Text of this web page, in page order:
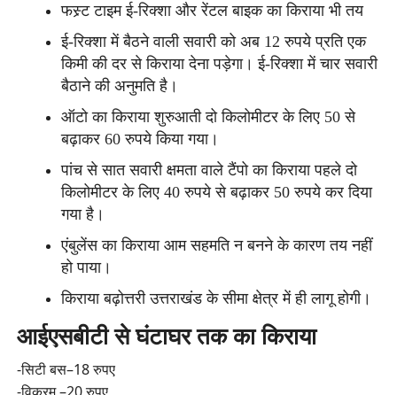
फस्र्ट टाइम ई-रिक्शा और रेंटल बाइक का किराया भी तय
ई-रिक्शा में बैठने वाली सवारी को अब 12 रुपये प्रति एक
किमी की दर से किराया देना पड़ेगा। ई-रिक्शा में चार सवारी
बैठाने की अनुमति है।
ऑटो का किराया शुरुआती दो किलोमीटर के लिए 50 से
बढ़ाकर 60 रुपये किया गया।
पांच से सात सवारी क्षमता वाले टैंपो का किराया पहले दो
किलोमीटर के लिए 40 रुपये से बढ़ाकर 50 रुपये कर दिया
गया है।
एंबुलेंस का किराया आम सहमति न बनने के कारण तय नहीं
हो पाया।
किराया बढ़ोत्तरी उत्तराखंड के सीमा क्षेत्र में ही लागू होगी।
आईएसबीटी से घंटाघर तक का किराया
-सिटी बस–18 रुपए